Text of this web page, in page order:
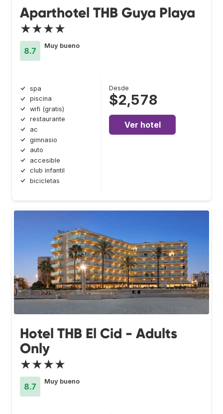
Aparthotel THB Guya Playa
★★★★
8.7
Muy bueno
spa
piscina
wifi (gratis)
restaurante
ac
gimnasio
auto
accesible
club infantil
bicicletas
Desde
$2,578
Ver hotel
Hotel THB El Cid - Adults
Only
★★★★
8.7
Muy bueno